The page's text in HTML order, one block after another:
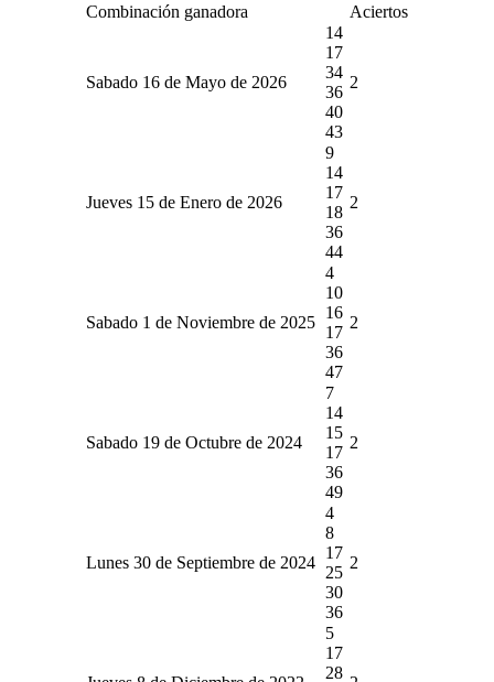
Combinación ganadora Aciertos
Sabado 16 de Mayo de 2026
14
17
34
36
40
43
2
Jueves 15 de Enero de 2026
9
14
17
18
36
44
2
Sabado 1 de Noviembre de 2025
4
10
16
17
36
47
2
Sabado 19 de Octubre de 2024
7
14
15
17
36
49
2
Lunes 30 de Septiembre de 2024
4
8
17
25
30
36
2
5
17
28